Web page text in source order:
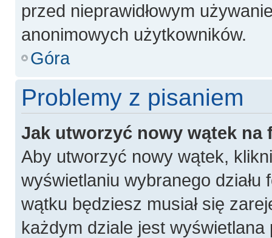
przed nieprawidłowym
anonimowych użytkowników.
Góra
Problemy z pisaniem
Jak utworzyć nowy wątek na
Aby utworzyć nowy wątek,
wyświetlaniu wybranego
wątku będziesz musiał się
każdym dziale jest wyświetlana